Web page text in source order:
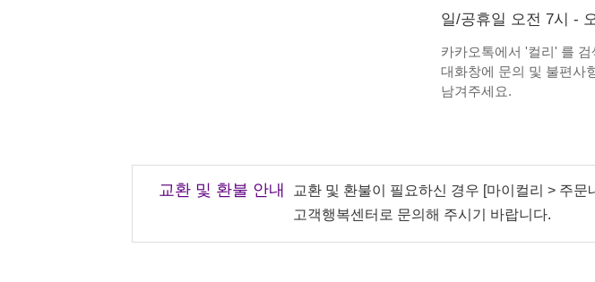
일/공휴일 오전 7시 -
카카오톡에서 '컬리' 를 검
대화창에 문의 및 불편사
남겨주세요.
교환 및 환불 안내
교환 및 환불이 필요하신 경우 [마이컬리 > 주
고객행복센터로 문의해 주시기 바랍니다.